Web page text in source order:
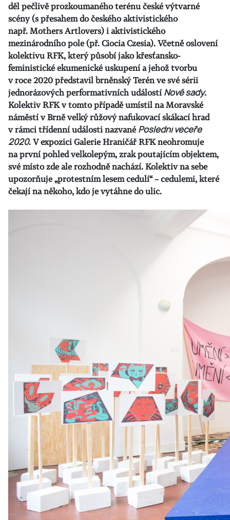
děl pečlivě prozkoumaného terénu české výtvarné
scény (s přesahem do českého aktivistického
např. Mothers Artlovers) i aktivistického
mezinárodního pole (př. Ciocia Czesia). Včetně oslovení
kolektivu RFK, který působí jako křesťansko-
feministické ekumenické uskupení a jehož tvorbu
v roce 2020 představil brněnský Terén ve své sérii
jednorázových performativních událostíNové sady.
Kolektiv RFK v tomto případě umístil na Moravské
náměstí v Brně velký růžový nafukovací skákací hrad
v rámci třídenní události nazvanéPoslední večeře
2020. V expozici Galerie Hraničář RFK neohromuje
na první pohled velkolepým, zrak poutajícím objektem,
své místo zde ale rozhodně nachází. Kolektiv na sebe
upozorňuje „protestním lesem cedulí“ – cedulemi, které
čekají na někoho, kdo je vytáhne do ulic.